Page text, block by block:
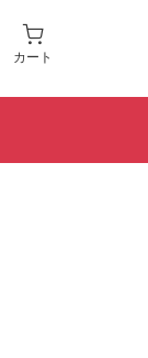
カート